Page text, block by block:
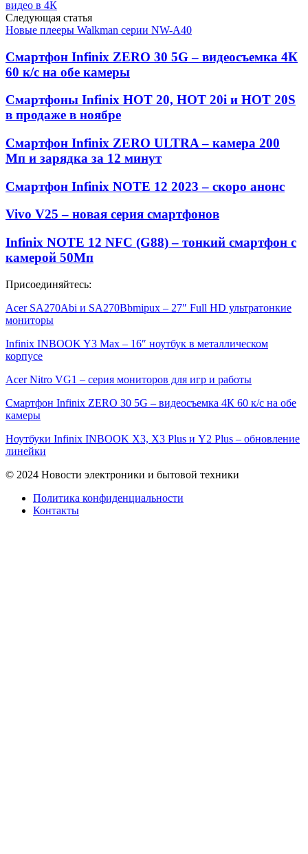
видео в 4К
Следующая статья
Новые плееры Walkman серии NW-A40
Смартфон Infinix ZERO 30 5G – видеосъемка 4К
60 к/с на обе камеры
Смартфоны Infinix HOT 20, HOT 20i и HOT 20S
в продаже в ноябре
Смартфон Infinix ZERO ULTRA – камера 200
Мп и зарядка за 12 минут
Смартфон Infinix NOTE 12 2023 – скоро анонс
Vivo V25 – новая серия смартфонов
Infinix NOTE 12 NFC (G88) – тонкий смартфон с
камерой 50Мп
Присоединяйтесь:
Acer SA270Abi и SA270Bbmipux – 27″ Full HD ультратонкие
мониторы
Infinix INBOOK Y3 Max – 16″ ноутбук в металлическом
корпусе
Acer Nitro VG1 – серия мониторов для игр и работы
Смартфон Infinix ZERO 30 5G – видеосъемка 4К 60 к/с на обе
камеры
Ноутбуки Infinix INBOOK X3, X3 Plus и Y2 Plus – обновление
линейки
© 2024 Новости электроники и бытовой техники
Политика конфиденциальности
Контакты